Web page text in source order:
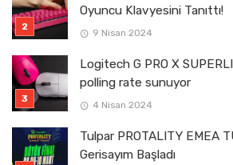
Oyuncu Klavyesini Tanıttı!
9 Nisan 2024
Logitech G PRO X
polling rate sunuyor
4 Nisan 2024
Tulpar PROTALITY EMEA
Gerisayım Başladı